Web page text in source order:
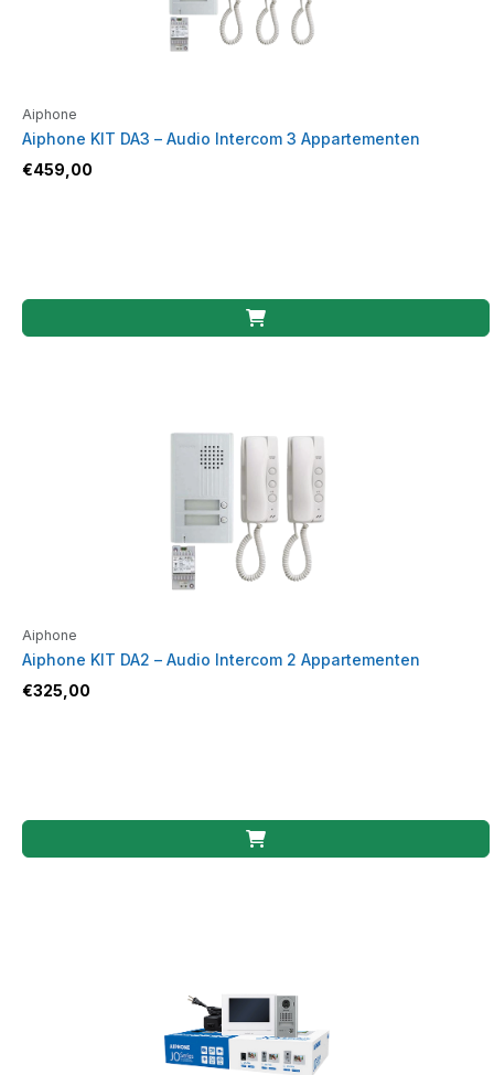
Aiphone
Aiphone KIT DA3 – Audio Intercom 3 Appartementen
€459,00
Aiphone
Aiphone KIT DA2 – Audio Intercom 2 Appartementen
€325,00